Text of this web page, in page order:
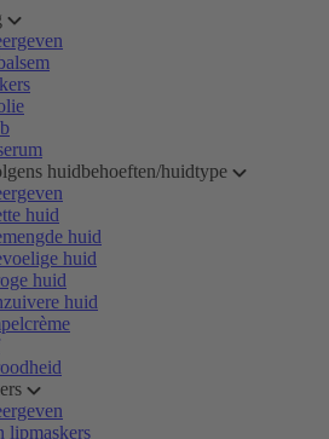
huidbehoeften/huidtype
huid
huid
huid
huid
huid
lipmaskers